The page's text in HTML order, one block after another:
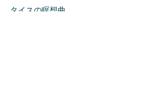
タイスの瞑想曲